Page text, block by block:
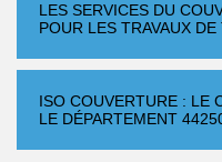
LES SERVICES DU
POUR LES TRAVAUX
ISO COUVERTURE : LE
LE DÉPARTEMENT